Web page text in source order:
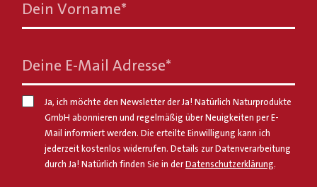
Dein Vorname*
Deine E-Mail Adresse*
Ja, ich möchte den Newsletter der Ja! Natürlich Naturprodukte
GmbH abonnieren und regelmäßig über Neuigkeiten per E-
Mail informiert werden. Die erteilte Einwilligung kann ich
jederzeit kostenlos widerrufen. Details zur Datenverarbeitung
durch Ja! Natürlich finden Sie in der Datenschutzerklärung.